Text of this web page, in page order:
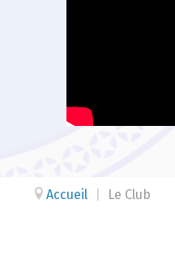
Accueil Le Club